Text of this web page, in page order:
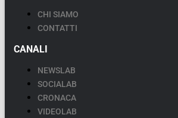
CHI SIAMO
CONTATTI
CANALI
NEWSLAB
SOCIALAB
CRONACA
VIDEOLAB